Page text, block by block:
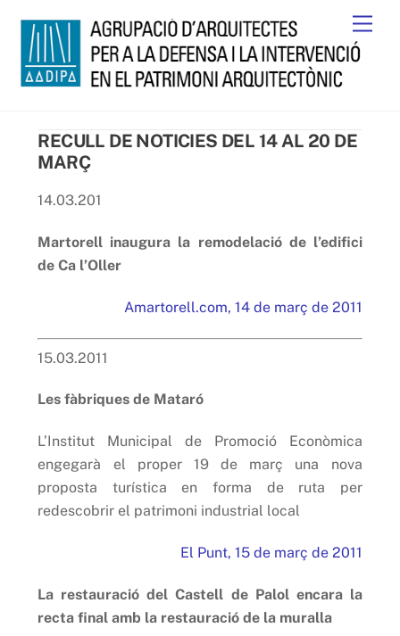
content
RECULL DE NOTICIES DEL 14 AL 20 DE
MARÇ
14.03.201
Martorell inaugura la remodelació de l’edifici
de Ca l’Oller
Amartorell.com, 14 de març de 2011
15.03.2011
Les fàbriques de Mataró
L’Institut Municipal de Promoció Econòmica
engegarà el proper 19 de març una nova
proposta turística en forma de ruta per
redescobrir el patrimoni industrial local
El Punt, 15 de març de 2011
La restauració del Castell de Palol encara la
recta final amb la restauració de la muralla